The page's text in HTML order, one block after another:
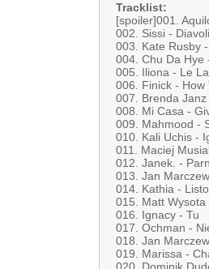
Tracklist:
[spoiler]001.
002. Sissi -
003. Kate Rusby
004. Chu Da Hye
005. Iliona - Le
006. Finick - How
007. Brenda
008. Mi Casa -
009. Mahmood -
010. Kali Uchis -
011. Maciej
012. Janek. -
013. Jan
014. Kathia -
015. Matt Wysota
016. Ignacy - Tu
017. Ochman -
018. Jan
019. Marissa -